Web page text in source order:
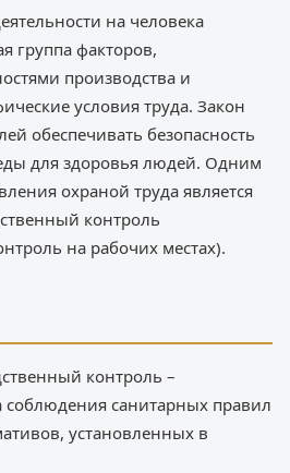
на человека
группа факторов,
производства и
условия труда. Закон
обеспечивать безопасность
для здоровья людей. Одним
охраной труда является
контроль
на рабочих местах).
контроль –
соблюдения санитарных правил
установленных в